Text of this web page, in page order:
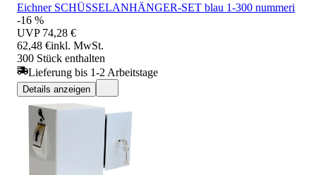
Eichner SCHÜSSELANHÄNGER-SET blau 1-300 nummeri
-16 %
UVP 74,28 €
62,48 €inkl. MwSt.
300 Stück enthalten
Lieferung bis 1-2 Arbeitstage
Details anzeigen